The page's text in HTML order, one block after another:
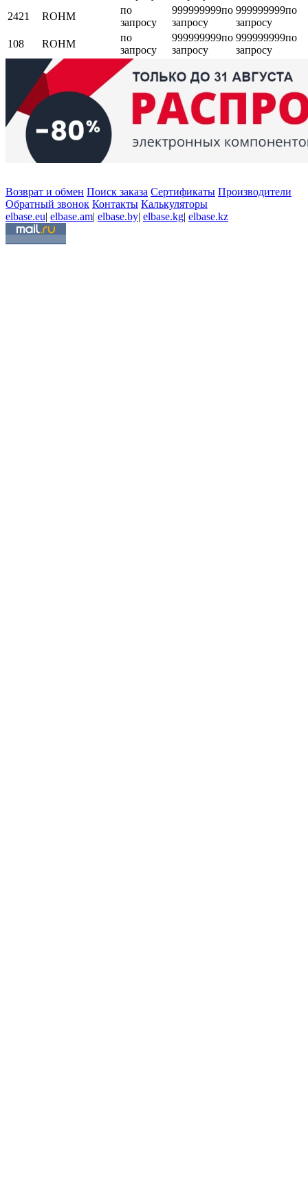
2421
ROHM
по
запросу
999999999по
запросу
999999999по
запросу
108
ROHM
по
запросу
999999999по
запросу
999999999по
запросу
Возврат и обмен Поиск заказа Сертификаты Производители
Обратный звонок Контакты Калькуляторы
elbase.eu| elbase.am| elbase.by| elbase.kg| elbase.kz